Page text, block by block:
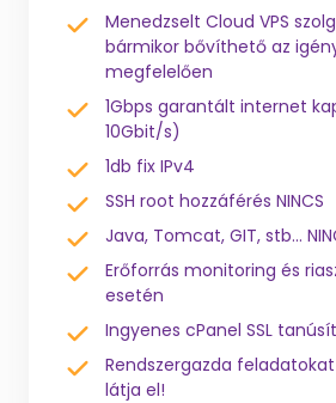
Menedzselt Cloud VPS
bármikor bővíthető az
megfelelően
1Gbps garantált internet
10Gbit/s)
1db fix IPv4
SSH root hozzáférés NINCS
Java, Tomcat, GIT, stb...
Erőforrás monitoring és
esetén
Ingyenes cPanel SSL
Rendszergazda
látja el!